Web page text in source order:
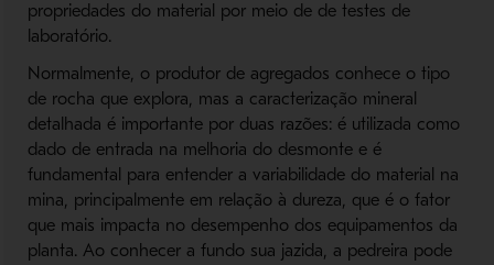
propriedades do material por meio de de testes de
laboratório.
Normalmente, o produtor de agregados conhece o tipo
de rocha que explora, mas a caracterização mineral
detalhada é importante por duas razões: é utilizada como
dado de entrada na melhoria do desmonte e é
fundamental para entender a variabilidade do material na
mina, principalmente em relação à dureza, que é o fator
que mais impacta no desempenho dos equipamentos da
planta. Ao conhecer a fundo sua jazida, a pedreira pode